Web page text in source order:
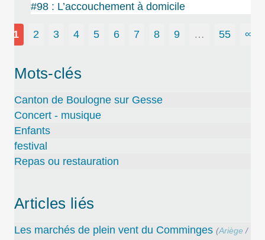
#98 : L’accouchement à domicile
1 2 3 4 5 6 7 8 9 … 55 ∞
Mots-clés
Canton de Boulogne sur Gesse
Concert - musique
Enfants
festival
Repas ou restauration
Articles liés
Les marchés de plein vent du Comminges (Ariège /